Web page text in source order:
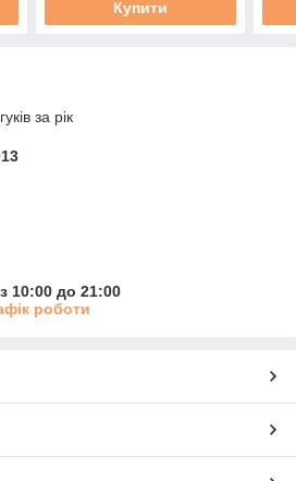
Купити
за рік
10:00 до 21:00
роботи